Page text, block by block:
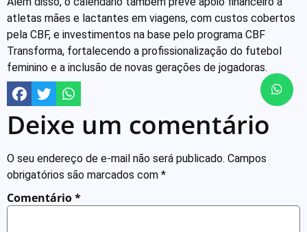
atletas mães e lactantes em viagens, com custos cobertos
pela CBF, e investimentos na base pelo programa CBF
Transforma, fortalecendo a profissionalização do futebol
feminino e a inclusão de novas gerações de jogadoras.
Deixe um comentário
O seu endereço de e-mail não será publicado. Campos
obrigatórios são marcados com *
Comentário*